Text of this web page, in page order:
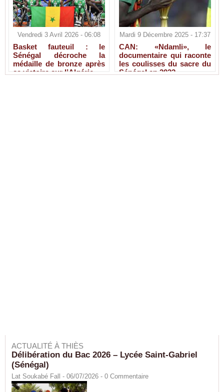
Vendredi 3 Avril 2026 - 06:08
Basket fauteuil : le
Sénégal décroche la
médaille de bronze après
sa victoire sur l’Algérie
Mardi 9 Décembre 2025 - 17:37
CAN: «Ndamli», le
documentaire qui raconte
les coulisses du sacre du
Sénégal en 2022
ACTUALITÉ À THIÈS
Délibération du Bac 2026 – Lycée Saint-Gabriel
(Sénégal)
Lat Soukabé Fall - 06/07/2026 - 0 Commentaire